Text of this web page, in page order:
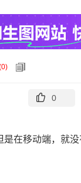
0)
0
在移动端，就